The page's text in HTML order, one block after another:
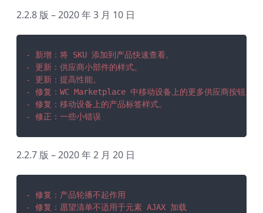
2.2.8 版 – 2020 年 3 月 10 日
- 新增：将 SKU 添加到产品快速查看。
- 更新：供应商小部件的样式。
- 更新：提高性能。
- 修复：WC Marketplace 中移动设备上的更多供应商按钮。
- 修复：移动设备上的产品标签样式。
- 修正：一些小错误
2.2.7 版 – 2020 年 2 月 20 日
- 修复：产品轮播不起作用
- 修复：愿望清单不适用于元素 AJAX 加载